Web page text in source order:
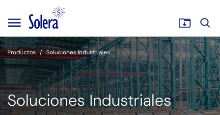
Productos Soluciones Industriales
Soluciones Industriales